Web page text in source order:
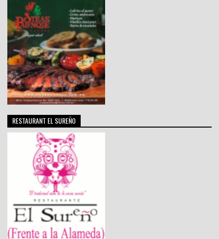
RESTAURANT EL SUREÑO